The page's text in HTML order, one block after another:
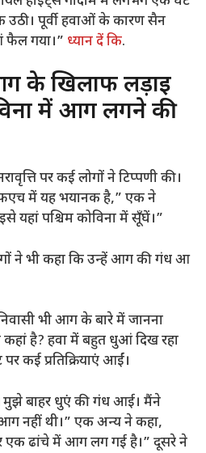
पूर्वी हवाओं के कारण सैन
फैल गया।” ध्यान दें कि.
के खिलाफ लड़ाई
में आग लगने की
पर कई लोगों ने टिप्पणी की।
में यह भयानक है,” एक ने
यहां पश्चिम कोविना में सूँघें।”
ने भी कहा कि उन्हें आग की गंध आ
भी आग के बारे में जानना
है? हवा में बहुत धुआं दिख रहा
कई प्रतिक्रियाएं आईं।
मुझे बाहर धुएं की गंध आई। मैंने
नहीं थी।” एक अन्य ने कहा,
एक ढांचे में आग लग गई है।” दूसरे ने